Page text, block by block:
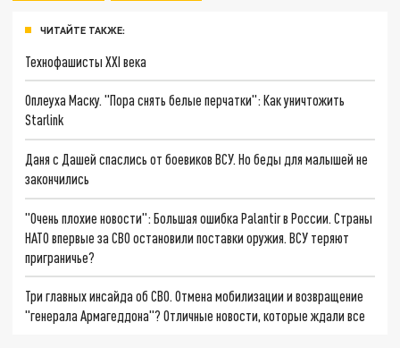
ЧИТАЙТЕ ТАКЖЕ:
Технофашисты XXI века
Оплеуха Маску. "Пора снять белые перчатки": Как уничтожить
Starlink
Даня с Дашей спаслись от боевиков ВСУ. Но беды для малышей не
закончились
"Очень плохие новости": Большая ошибка Palantir в России. Страны
НАТО впервые за СВО остановили поставки оружия. ВСУ теряют
приграничье?
Три главных инсайда об СВО. Отмена мобилизации и возвращение
"генерала Армагеддона"? Отличные новости, которые ждали все